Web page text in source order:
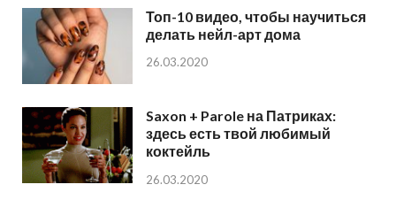
Топ-10 видео, чтобы научиться
делать нейл-арт дома
26.03.2020
Saxon + Parole на Патриках:
здесь есть твой любимый
коктейль
26.03.2020